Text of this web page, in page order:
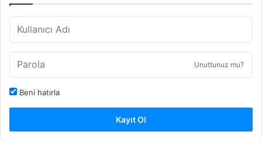
Unuttunuz mu?
Beni hatırla
Kayıt Ol